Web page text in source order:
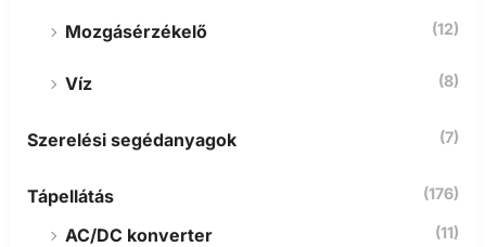
Mozgásérzékelő (12)
Víz (8)
Szerelési segédanyagok (7)
Tápellátás (176)
AC/DC konverter (11)